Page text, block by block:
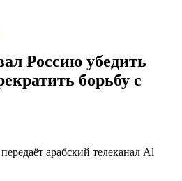
Россию убедить
борьбу с
арабский телеканал Al